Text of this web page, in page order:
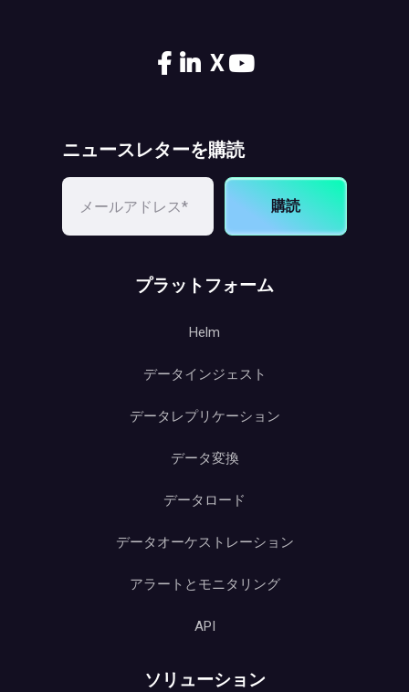
X
ニュースレターを購読
購読
プラットフォーム
Helm
データインジェスト
データレプリケーション
データ変換
データロード
データオーケストレーション
アラートとモニタリング
API
ソリューション